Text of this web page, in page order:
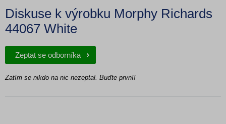
Diskuse k výrobku Morphy Richards
44067 White
Zeptat se odborníka
Zatím se nikdo na nic nezeptal. Buďte první!